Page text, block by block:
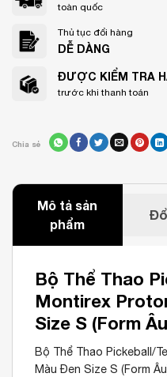
toàn quốc
Thủ tục đổi hàng
DỄ DÀNG
ĐƯỢC KIỂM TRA
trước khi thanh toán
Chia sẻ
Mô tả sản
phẩm
Bộ Thể Thao
Montirex
Size S (Form
Bộ Thể Thao Pickeball/
Màu Đen Size S (Form